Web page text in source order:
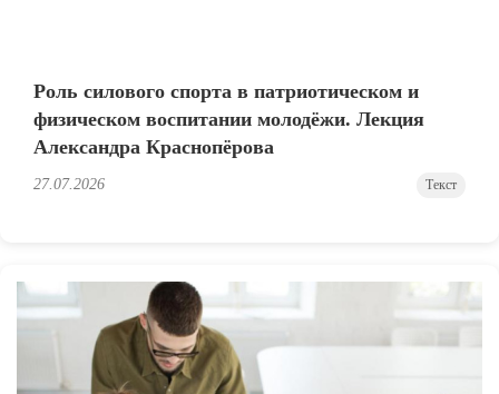
Роль силового спорта в патриотическом и
физическом воспитании молодёжи. Лекция
Александра Краснопёрова
27.07.2026 Текст